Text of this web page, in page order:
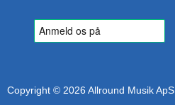
Copyright © 2026 Allround Musik ApS.